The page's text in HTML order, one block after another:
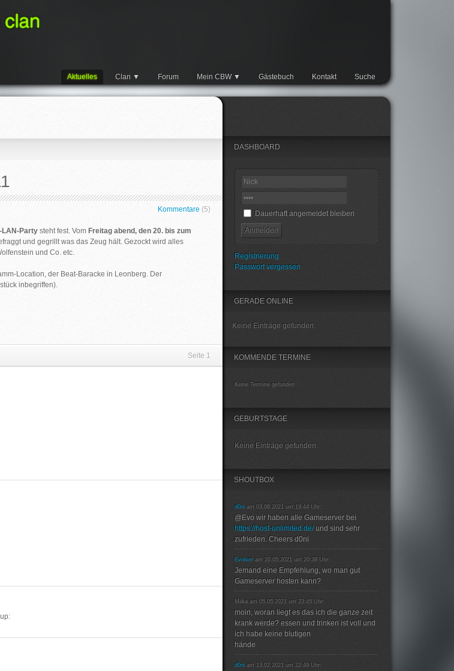
Aktuelles Clan Forum Mein CBW Gästebuch Kontakt Suche
Kommentare (5)
LAN-Party steht fest. Vom Freitag abend, den 20. bis zum
und gegrillt was das Zeug hält. Gezockt wird alles
und Co. etc.
Location, der Beat-Baracke in Leonberg. Der
inbegriffen).
Seite 1
DASHBOARD
Dauerhaft angemeldet bleiben
Registrierung
Passwort vergessen
GERADE ONLINE
Keine Einträge gefunden.
KOMMENDE TERMINE
Keine Termine gefunden
GEBURTSTAGE
Keine Einträge gefunden.
SHOUTBOX
d0ni am 03.06.2021 um 19:44 Uhr:
@Evo wir haben alle Gameserver bei
https://host-unlimited.de/und sind sehr
zufrieden. Cheers d0ni
Evolver am 20.05.2021 um 20:38 Uhr:
Jemand eine Empfehlung, wo man gut
Gameserver hosten kann?
Miika am 05.05.2021 um 23:45 Uhr:
moin, woran liegt es das ich die ganze zeit
krank werde? essen und trinken ist voll und
ich habe keine blutigen
hände
d0ni am 13.02.2021 um 22:49 Uhr: